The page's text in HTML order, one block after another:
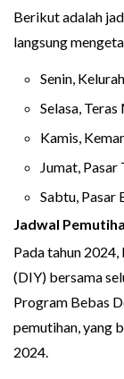
Berikut adalah
langsung
Senin,
Selasa,
Kamis,
Jumat, Pasar
Sabtu, Pasar
Jadwal
Pada tahun
(DIY) bersama
Program Bebas
pemutihan, yang
2024.